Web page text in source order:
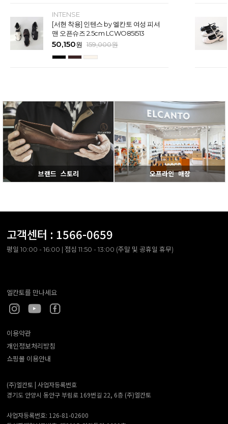
INTENSE
[서현 착용] 인텐스 by 엘칸토 여성 피셔
맨 오픈슈즈 2.5cm LCWO85I513
50,150원 159,000원
브랜드 스토리 오프라인 매장
고객센터 : 1566-0659
평일 10:00 - 16:00 | 점심 11:50 - 13:00 (주말 및 공휴일 휴무)
엘칸토를 만나세요
이용약관
개인정보처리방침
쇼핑몰 이용안내
(주)엘칸토 | 사업자등록번호
경기도 안양시 동안구 부림로 169번길 22, 6층 (주)엘칸토
사업자등록번호: 126-81-02600